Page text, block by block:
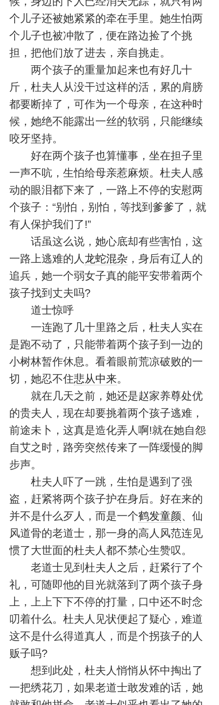
个儿子还被她紧紧的牵在手里。她生怕两
个儿子也被冲散了，便在路边捡了个挑
担，把他们放了进去，亲自挑走。
两个孩子的重量加起来也有好几十
斤，杜夫人从没干过这样的活，累的肩膀
都要断掉了，可作为一个母亲，在这种时
候，她绝不能露出一丝的软弱，只能继续
咬牙坚持。
好在两个孩子也算懂事，坐在担子里
一声不吭，生怕给母亲惹麻烦。杜夫人感
动的眼泪都下来了，一路上不停的安慰两
个孩子：“别怕，别怕，等找到爹爹了，就
有人保护我们了!”
话虽这么说，她心底却有些害怕，这
一路上逃难的人 龙蛇混杂，身后有辽人的
追兵，她一个弱女子真的能平安带着两个
孩子找到丈夫吗?
道士惊呼
一连跑了几十里路之后，杜夫人实在
是跑不动了，只能带着两个孩子到一边的
小树林暂作休息。看着眼前荒凉破败的一
切，她忍不住悲从中来。
就在几天之前，她还是赵家养尊处优
的贵夫人，现在却要挑着两个孩子逃难，
前途未卜，这真是造化弄人啊!就在她自怨
自艾之时，路旁突然传来了一阵缓慢的脚
步声。
杜夫人吓了一跳，生怕是遇到了强
盗，赶紧将两个孩子护在身后。好在来的
并不是什么歹人，而是一个鹤发童颜、仙
风道骨的老道士，那一身的高人风范连见
惯了大世面的杜夫人都不禁心生赞叹。
老道士见到杜夫人之后，赶紧行了个
礼，可随即他的目光就落到了两个孩子身
上，上上下下不停的打量，口中还不时念
叨着什么。杜夫人见状便起了疑心，难道
这不是什么得道真人，而是个拐孩子的人
贩子吗?
想到此处，杜夫人悄悄从怀中掏出了
一把绣花刀，如果老道士敢发难的话，她